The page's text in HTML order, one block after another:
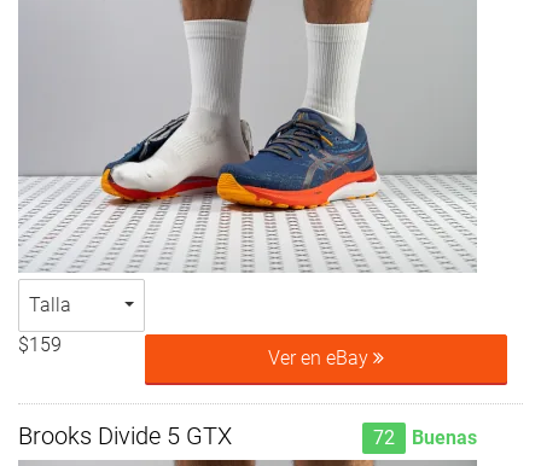
Talla
$159
Ver en eBay
Brooks Divide 5 GTX 72 Buenas